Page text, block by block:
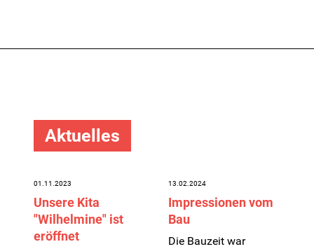
Aktuelles
01.11.2023
Unsere Kita
"Wilhelmine" ist
eröffnet
13.02.2024
Impressionen vom
Bau
Die Bauzeit war